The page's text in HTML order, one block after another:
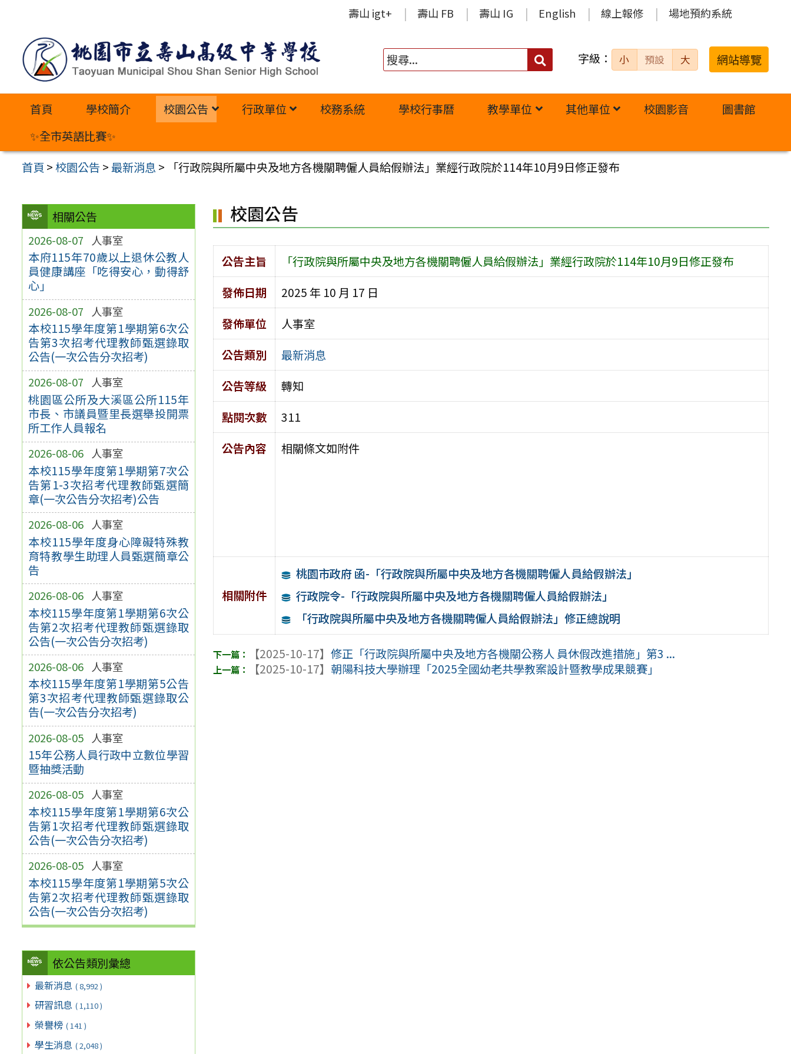
內
壽山 igt+ 壽山 FB 壽山 IG English 線上報修 場地預約系統
搜
字級： 小 預設 大 網站導覽
首頁 學校簡介 校園公告 行政單位 校務系統 學校行事曆 教學單位 其他單位 校園影音
圖書館
✨全市英語比賽✨
首頁 >校園公告 >最新消息 > 「行政院與所屬中央及地方各機關聘僱人員給假辦法」業經行政院於114年10月9日修正發布
相關公告
2026-08-07 人事室
本府115年70歲以上退休公教人
員健康講座「吃得安心，動得舒
心」
2026-08-07 人事室
本校115學年度第1學期第6次公
告第3次招考代理教師甄選錄取
公告(一次公告分次招考)
2026-08-07 人事室
桃園區公所及大溪區公所115年
市長、市議員暨里長選舉投開票
所工作人員報名
2026-08-06 人事室
本校115學年度第1學期第7次公
告第1-3次招考代理教師甄選簡
章(一次公告分次招考)公告
2026-08-06 人事室
本校115學年度身心障礙特殊教
育特教學生助理人員甄選簡章公
告
2026-08-06 人事室
本校115學年度第1學期第6次公
告第2次招考代理教師甄選錄取
公告(一次公告分次招考)
2026-08-06 人事室
本校115學年度第1學期第5公告
第3次招考代理教師甄選錄取公
告(一次公告分次招考)
2026-08-05 人事室
15年公務人員行政中立數位學習
暨抽獎活動
2026-08-05 人事室
本校115學年度第1學期第6次公
告第1次招考代理教師甄選錄取
公告(一次公告分次招考)
2026-08-05 人事室
本校115學年度第1學期第5次公
告第2次招考代理教師甄選錄取
公告(一次公告分次招考)
依公告類別彙總
最新消息 ( 8,992 )
研習訊息 ( 1,110 )
榮譽榜 ( 141 )
學生消息 ( 2,048 )
校園公告
公告主旨
「行政院與所屬中央及地方各機關聘僱人員給假辦法」業經行政院於114年10月9日修正發布
發佈日期
2025 年 10 月 17 日
發佈單位
人事室
公告類別
最新消息
公告等級
轉知
點閱次數
311
公告內容
相關條文如附件
相關附件
桃園市政府 函-「行政院與所屬中央及地方各機關聘僱人員給假辦法」
行政院令-「行政院與所屬中央及地方各機關聘僱人員給假辦法」
「行政院與所屬中央及地方各機關聘僱人員給假辦法」修正總說明
【2025-10-17】修正「行政院與所屬中央及地方各機關公務人 員休假改進措施」第3 ...
【2025-10-17】 朝陽科技大學辦理「2025全國幼老共學教案設計暨教學成果競賽」